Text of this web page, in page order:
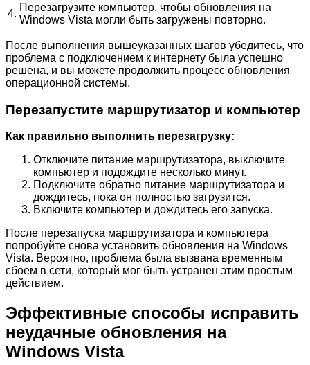
4.
Перезагрузите компьютер, чтобы обновления на
Windows Vista могли быть загружены повторно.
После выполнения вышеуказанных шагов убедитесь, что
проблема с подключением к интернету была успешно
решена, и вы можете продолжить процесс обновления
операционной системы.
Перезапустите маршрутизатор и компьютер
Как правильно выполнить перезагрузку:
Отключите питание маршрутизатора, выключите
компьютер и подождите несколько минут.
Подключите обратно питание маршрутизатора и
дождитесь, пока он полностью загрузится.
Включите компьютер и дождитесь его запуска.
После перезапуска маршрутизатора и компьютера
попробуйте снова установить обновления на Windows
Vista. Вероятно, проблема была вызвана временным
сбоем в сети, который мог быть устранен этим простым
действием.
Эффективные способы исправить
неудачные обновления на
Windows Vista